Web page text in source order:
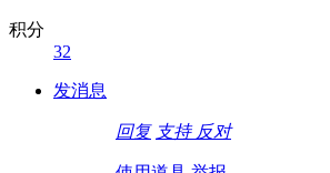
积分
32
发消息
回复 支持 反对